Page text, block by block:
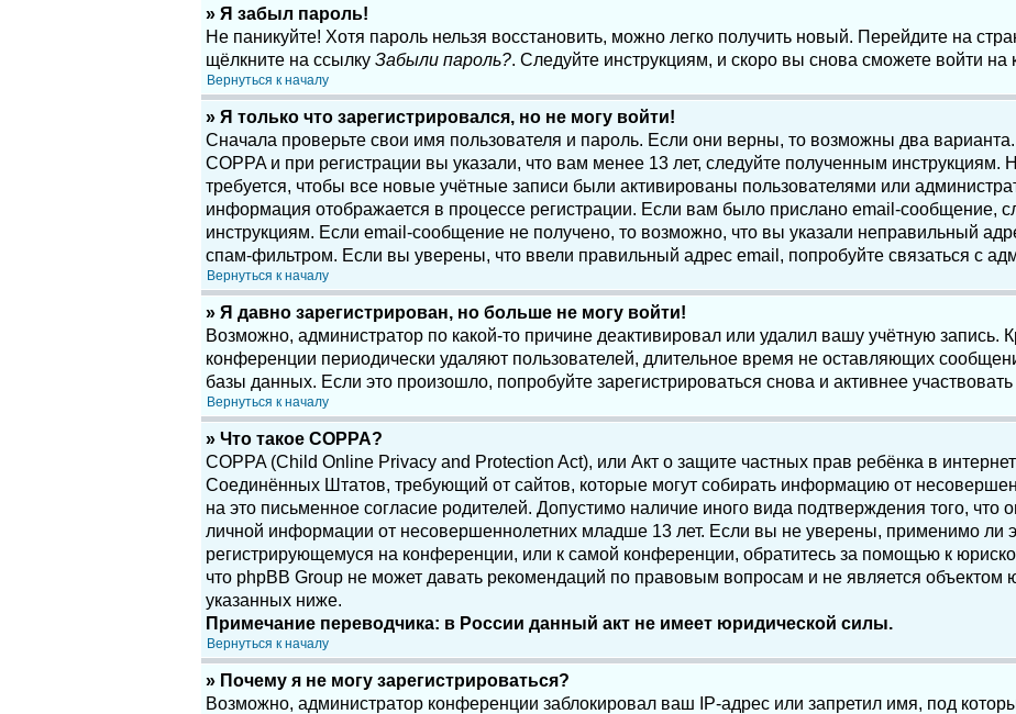
» Я забыл пароль!
Не паникуйте! Хотя пароль нельзя восстановить, можно легко получить новый. Перейдите на
щёлкните на ссылку Забыли пароль?. Следуйте инструкциям, и скоро вы снова сможете войти
Вернуться к началу
» Я только что зарегистрировался, но не могу войти!
Сначала проверьте свои имя пользователя и пароль. Если они верны, то возможны два
COPPA и при регистрации вы указали, что вам менее 13 лет, следуйте полученным
требуется, чтобы все новые учётные записи были активированы пользователями или
информация отображается в процессе регистрации. Если вам было прислано email-сообщение,
инструкциям. Если email-сообщение не получено, то возможно, что вы указали неправильный
спам-фильтром. Если вы уверены, что ввели правильный адрес email, попробуйте связаться с
Вернуться к началу
» Я давно зарегистрирован, но больше не могу войти!
Возможно, администратор по какой-то причине деактивировал или удалил вашу учётную запись.
конференции периодически удаляют пользователей, длительное время не оставляющих
базы данных. Если это произошло, попробуйте зарегистрироваться снова и активнее участвовать
Вернуться к началу
» Что такое COPPA?
COPPA (Child Online Privacy and Protection Act), или Акт о защите частных прав ребёнка в
Соединённых Штатов, требующий от сайтов, которые могут собирать информацию от
на это письменное согласие родителей. Допустимо наличие иного вида подтверждения того, что
личной информации от несовершеннолетних младше 13 лет. Если вы не уверены, применимо ли
регистрирующемуся на конференции, или к самой конференции, обратитесь за помощью к
что phpBB Group не может давать рекомендаций по правовым вопросам и не является объектом
указанных ниже.
Примечание переводчика: в России данный акт не имеет юридической силы.
Вернуться к началу
» Почему я не могу зарегистрироваться?
Возможно, администратор конференции заблокировал ваш IP-адрес или запретил имя, под